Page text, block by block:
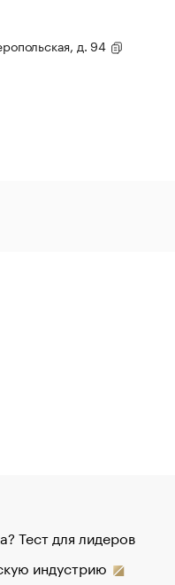
д. 94
Тест для лидеров
индустрию